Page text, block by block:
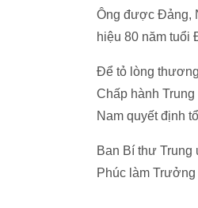
Ông được Đảng,
hiệu 80 năm tuổi
Để tỏ lòng
Chấp hành
Nam quyết định
Ban Bí thư
Phúc làm Trưởng